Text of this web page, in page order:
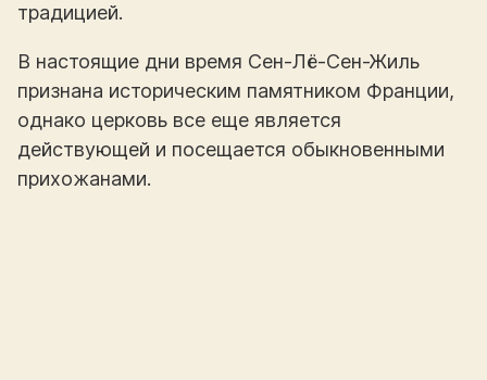
традицией.
В настоящие дни время Сен-Лё-Сен-Жиль
признана историческим памятником Франции,
однако церковь все еще является
действующей и посещается обыкновенными
прихожанами.